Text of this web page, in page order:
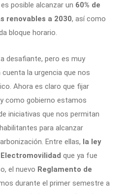
posible alcanzar un 60% de
renovables a 2030, así como
bloque horario.
desafiante, pero es muy
la urgencia que nos
Ahora es claro que fijar
como gobierno estamos
iniciativas que nos permitan
para alcanzar
Entre ellas, la ley
que ya fue
el nuevo Reglamento de
durante el primer semestre a